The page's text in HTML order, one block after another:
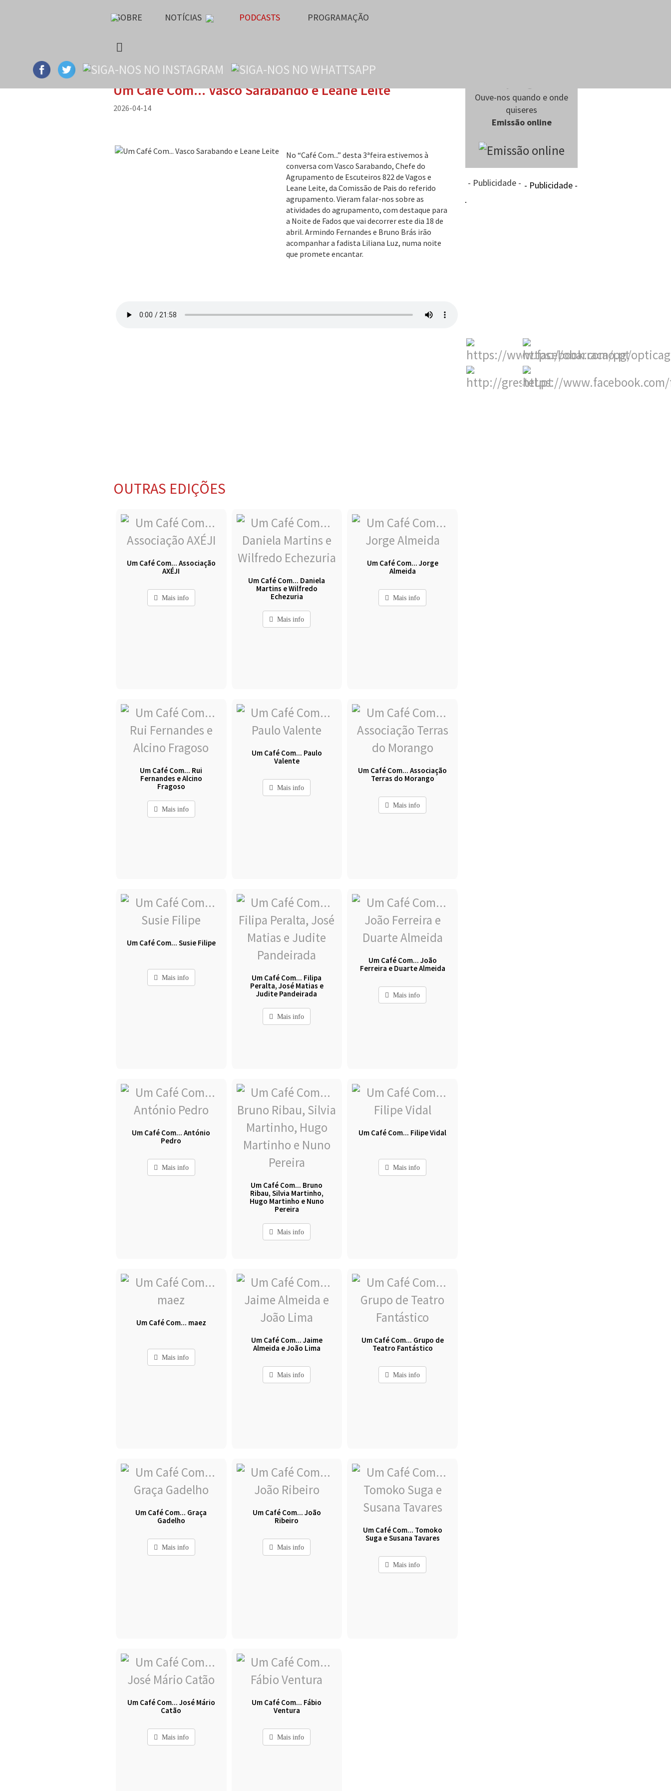
SOBRE NOTÍCIAS PODCASTS PROGRAMAÇÃO
Um Café Com... Vasco Sarabando e Leane Leite
2026-04-14
No “Café Com...” desta 3ªfeira estivemos à
conversa com Vasco Sarabando, Chefe do
Agrupamento de Escuteiros 822 de Vagos e
Leane Leite, da Comissão de Pais do referido
agrupamento. Vieram falar-nos sobre as
atividades do agrupamento, com destaque para
a Noite de Fados que vai decorrer este dia 18 de
abril. Armindo Fernandes e Bruno Brás irão
acompanhar a fadista Liliana Luz, numa noite
que promete encantar.
OUTRAS EDIÇÕES
Um Café Com... Associação
AXÉJI
Mais info
Um Café Com... Daniela
Martins e Wilfredo
Echezuria
Mais info
Um Café Com... Jorge
Almeida
Mais info
Um Café Com... Rui
Fernandes e Alcino
Fragoso
Mais info
Um Café Com... Paulo
Valente
Mais info
Um Café Com... Associação
Terras do Morango
Mais info
Um Café Com... Susie Filipe
Mais info
Um Café Com... Filipa
Peralta, José Matias e
Judite Pandeirada
Mais info
Um Café Com... João
Ferreira e Duarte Almeida
Mais info
Um Café Com... António
Pedro
Mais info
Um Café Com... Bruno
Ribau, Silvia Martinho,
Hugo Martinho e Nuno
Pereira
Mais info
Um Café Com... Filipe Vidal
Mais info
Um Café Com... maez
Mais info
Um Café Com... Jaime
Almeida e João Lima
Mais info
Um Café Com... Grupo de
Teatro Fantástico
Mais info
Um Café Com... Graça
Gadelho
Mais info
Um Café Com... João
Ribeiro
Mais info
Um Café Com... Tomoko
Suga e Susana Tavares
Mais info
Um Café Com... José Mário
Catão
Mais info
Um Café Com... Fábio
Ventura
Mais info
Ouve-nos quando e onde
quiseres
Emissão online
- Publicidade - - Publicidade -